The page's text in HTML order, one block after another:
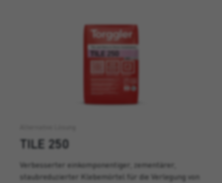
TILE 250
Verbesserter einkomponentiger, zementärer,
staubreduzierter Klebemörtel für die Verlegung von